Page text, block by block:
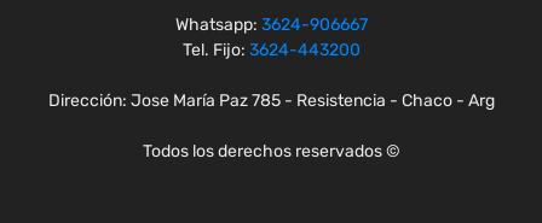
Whatsapp: 3624-906667
Tel. Fijo: 3624-443200
Dirección: Jose María Paz 785 - Resistencia - Chaco - Arg
Todos los derechos reservados ©